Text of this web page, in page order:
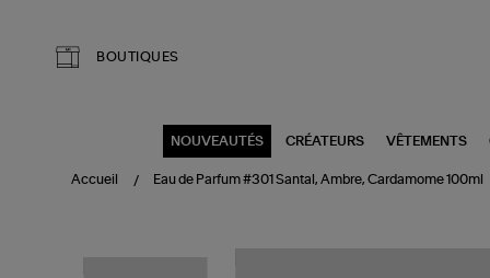
BOUTIQUES
NOUVEAUTÉS CRÉATEURS VÊTEMENTS
Accueil Eau de Parfum #301 Santal, Ambre, Cardamome 100ml